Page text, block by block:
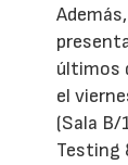
últimos
el
(Sala B/
Testing